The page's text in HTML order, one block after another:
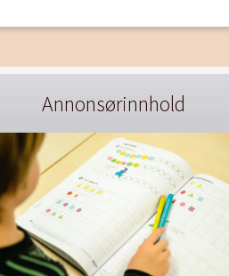
Annonsørinnhold